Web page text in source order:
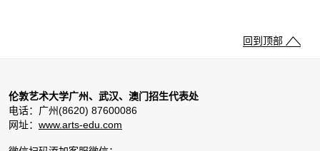
回到顶部
伦敦艺术大学广州、武汉、澳门招生代表处
电话：广州(8620) 87600086
网址： www.arts-edu.com